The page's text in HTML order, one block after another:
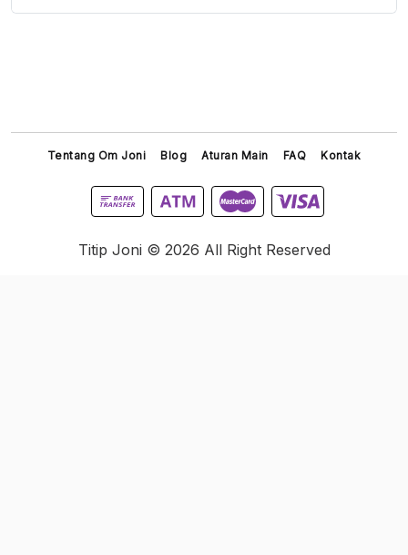
Tentang Om Joni Blog Aturan Main FAQ Kontak
Titip Joni © 2026 All Right Reserved